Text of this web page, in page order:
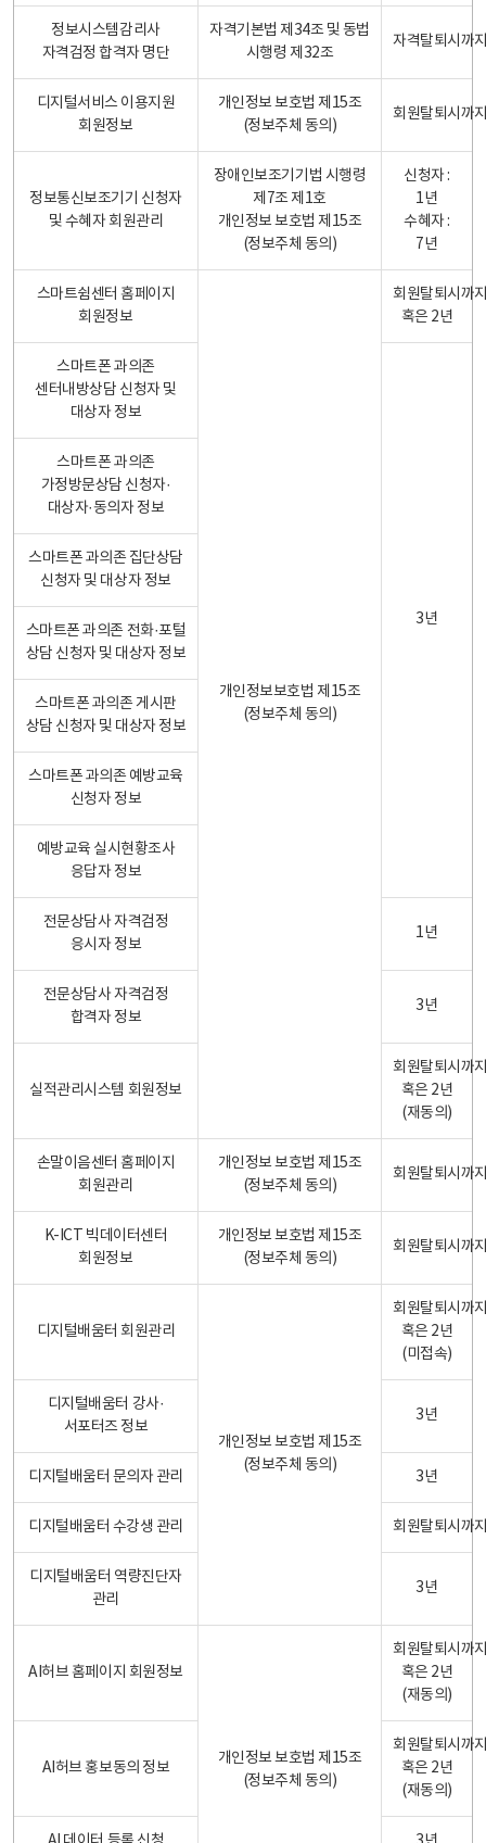
정보시스템감리사
자격검정 합격자 명단
자격기본법 제34조 및 동법
시행령 제32조
자격탈퇴시까
디지털서비스 이용지원
회원정보
개인정보 보호법 제15조
(정보주체 동의)
회원탈퇴시까
정보통신보조기기 신청자
및 수혜자 회원관리
장애인보조기기법 시행령
제7조 제1호
개인정보 보호법 제15조
(정보주체 동의)
신청자 :
1년
수혜자 :
7년
스마트쉼센터 홈페이지
회원정보
개인정보보호법 제15조
(정보주체 동의)
회원탈퇴시까
혹은 2년
스마트폰 과의존
센터내방상담 신청자 및
대상자 정보
3년
스마트폰 과의존
가정방문상담 신청자·
대상자·동의자 정보
스마트폰 과의존 집단상담
신청자 및 대상자 정보
스마트폰 과의존 전화·포털
상담 신청자 및 대상자 정보
스마트폰 과의존 게시판
상담 신청자 및 대상자 정보
스마트폰 과의존 예방교육
신청자 정보
예방교육 실시현황조사
응답자 정보
전문상담사 자격검정
응시자 정보
1년
전문상담사 자격검정
합격자 정보
3년
실적관리시스템 회원정보
회원탈퇴시까
혹은 2년
(재동의)
손말이음센터 홈페이지
회원관리
개인정보 보호법 제15조
(정보주체 동의)
회원탈퇴시까
K-ICT 빅데이터센터
회원정보
개인정보 보호법 제15조
(정보주체 동의)
회원탈퇴시까
디지털배움터 회원관리
개인정보 보호법 제15조
(정보주체 동의)
회원탈퇴시까
혹은 2년
(미접속)
디지털배움터 강사·
서포터즈 정보
3년
디지털배움터 문의자 관리 3년
디지털배움터 수강생 관리 회원탈퇴시까
디지털배움터 역량진단자
관리
3년
AI허브 홈페이지 회원정보
개인정보 보호법 제15조
(정보주체 동의)
회원탈퇴시까
혹은 2년
(재동의)
AI허브 홍보동의 정보
회원탈퇴시까
혹은 2년
(재동의)